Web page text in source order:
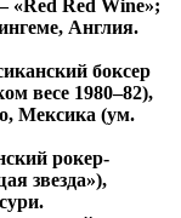
«Red Red Wine»;
Англия.
боксер
весе 1980–82),
Мексика (ум.
рокер-
звезда»),